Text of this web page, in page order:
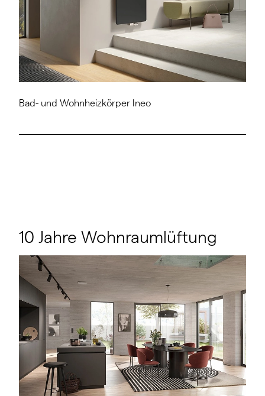
Bad- und Wohnheizkörper Ineo
10 Jahre Wohnraumlüftung